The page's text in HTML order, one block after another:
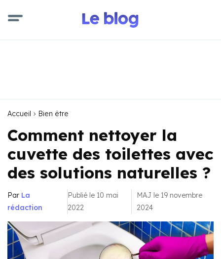
Accueil Bien être
Comment nettoyer la
cuvette des toilettes avec
des solutions naturelles ?
Par La
rédaction
Publié le 10 mai
2022
MAJ le 19 novembre
2024